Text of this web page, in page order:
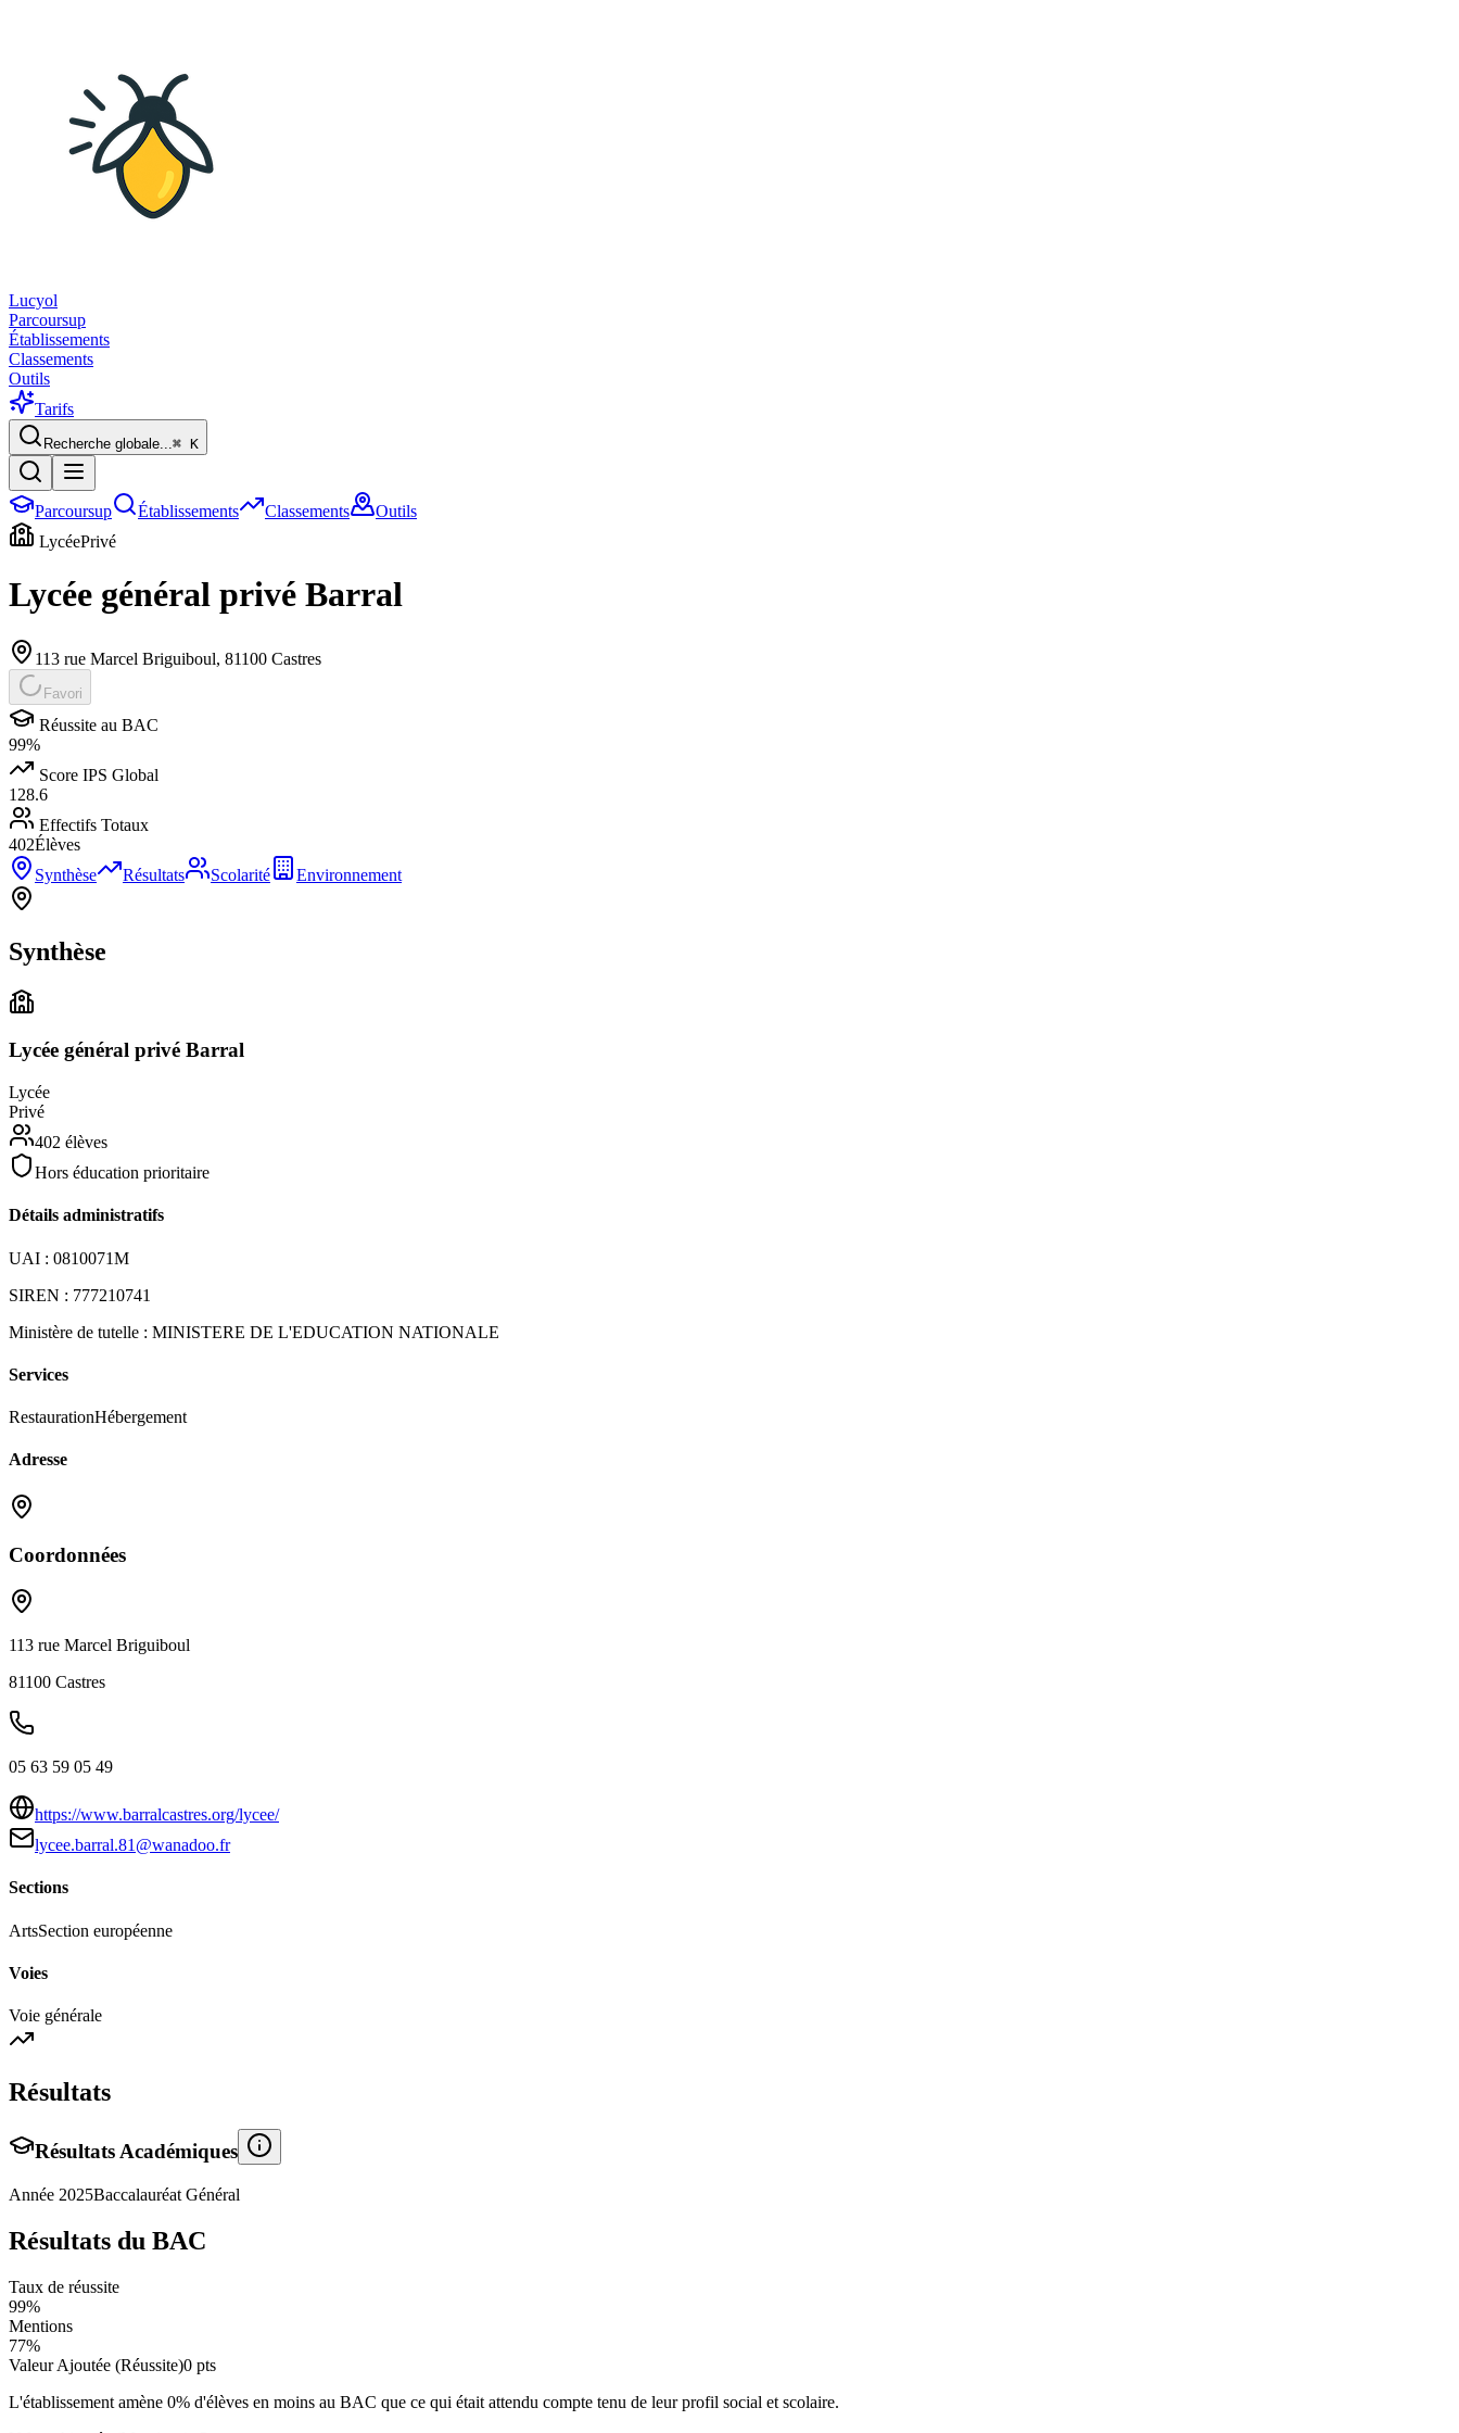
Lucyol
Parcoursup
Établissements
Classements
Outils
Tarifs
Recherche globale...⌘ K
Parcoursup Établissements Classements
Outils
LycéePrivé
Lycée général privé Barral
113 rue Marcel Briguiboul, 81100 Castres
Favori
Réussite au BAC
99%
Score IPS Global
128.6
Effectifs Totaux
402Élèves
Synthèse
Résultats Scolarité Environnement
Synthèse
Lycée général privé Barral
Lycée
Privé
402 élèves
Hors éducation prioritaire
Détails administratifs
UAI : 0810071M
SIREN : 777210741
Ministère de tutelle : MINISTERE DE L'EDUCATION NATIONALE
Services
RestaurationHébergement
Adresse
Coordonnées
113 rue Marcel Briguiboul
81100 Castres
05 63 59 05 49
https://www.barralcastres.org/lycee/
lycee.barral.81@wanadoo.fr
Sections
ArtsSection européenne
Voies
Voie générale
Résultats
Résultats Académiques
Année 2025Baccalauréat Général
Résultats du BAC
Taux de réussite
99%
Mentions
77%
Valeur Ajoutée (Réussite)0 pts
L'établissement amène 0% d'élèves en moins au BAC que ce qui était attendu compte tenu de leur profil social et scolaire.